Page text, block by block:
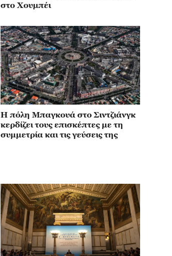
στο Χουμπέι
Η πόλη Μπαγκουά στο Σιντζιάνγκ
κερδίζει τους επισκέπτες με τη
συμμετρία και τις γεύσεις της